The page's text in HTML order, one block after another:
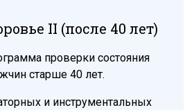
II (после 40 лет)
проверки состояния
старше 40 лет.
и инструментальных